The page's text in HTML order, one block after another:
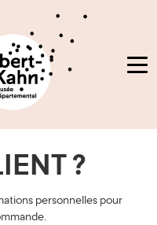
?
personnelles pour